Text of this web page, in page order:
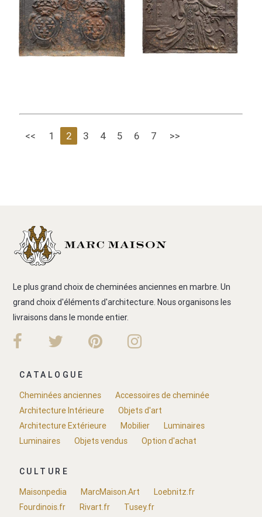
<< 1 2 3 4 5 6 7 >>
Le plus grand choix de cheminées anciennes en marbre. Un
grand choix d'éléments d'architecture. Nous organisons les
livraisons dans le monde entier.
CATALOGUE
Cheminées anciennes
Accessoires de cheminée
Architecture Intérieure
Objets d'art
Architecture Extérieure
Mobilier
Luminaires
Luminaires
Objets vendus Option d'achat
CULTURE
Maisonpedia
MarcMaison.Art
Loebnitz.fr
Fourdinois.fr
Rivart.fr
Tusey.fr